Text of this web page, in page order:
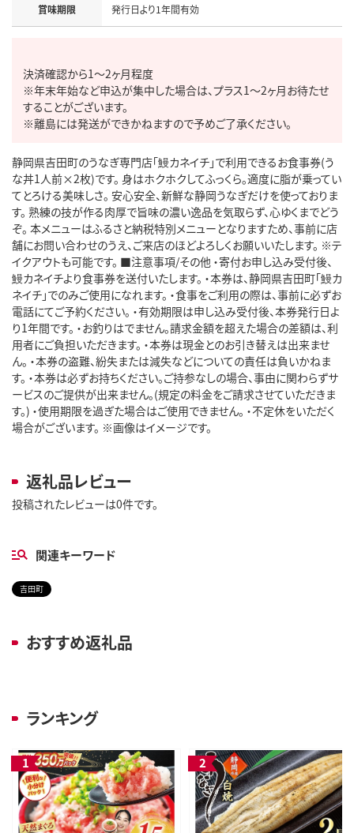
賞味期限 発行日より1年間有効
決済確認から1～2ヶ月程度
※年末年始など申込が集中した場合は、プラス1～2ヶ月お待たせ
することがございます。
静岡県吉田町のうなぎ専門店「鰻カネイチ」で利用できるお食事券(う
な丼1人前×2枚)です。 身はホクホクしてふっくら。適度に脂が乗ってい
てとろける美味しさ。 安心安全、新鮮な静岡うなぎだけを使っておりま
す。 熟練の技が作る肉厚で旨味の濃い逸品を気取らず、心ゆくまでどう
ぞ。 本メニューはふるさと納税特別メニューとなりますため、事前に店
舗にお問い合わせのうえ、ご来店のほどよろしくお願いいたします。 ※テ
イクアウトも可能です。 ■注意事項/その他 ・寄付お申し込み受付後、
鰻カネイチより食事券を送付いたします。 ・本券は、静岡県吉田町「鰻カ
ネイチ」でのみご使用になれます。 ・食事をご利用の際は、事前に必ずお
電話にてご予約ください。 ・有効期限は申し込み受付後、本券発行日よ
り1年間です。 ・お釣りはでません。請求金額を超えた場合の差額は、利
用者にご負担いただきます。 ・本券は現金とのお引き替えは出来ませ
ん。 ・本券の盗難、紛失または減失などについての責任は負いかねま
す。 ・本券は必ずお持ちください。ご持参なしの場合、事由に関わらずサ
ービスのご提供が出来ません。(規定の料金をご請求させていただきま
す。) ・使用期限を過ぎた場合はご使用できません。 ・不定休をいただく
場合がございます。 ※画像はイメージです。
返礼品レビュー
投稿されたレビューは0件です。
関連キーワード
吉田町
おすすめ返礼品
ランキング